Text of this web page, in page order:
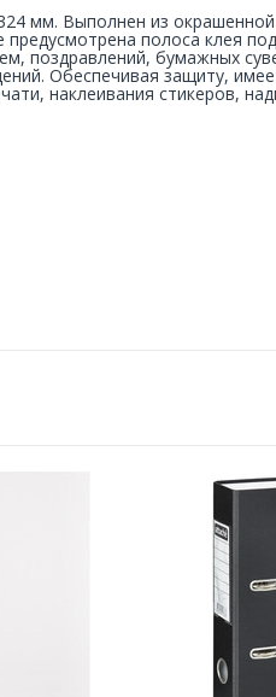
мм. Выполнен из
полоса клея
поздравлений, бумажных
Обеспечивая защиту,
наклеивания стикеров,